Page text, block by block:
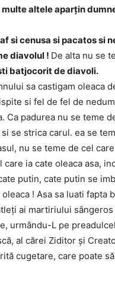
altele aparţin
si cenusa si pacatos si
diavolul ! De alta nu se
batjocorit de diavoli.
sa castigam oleaca
si fel de fel de
Ca padurea nu se teme
se strica carul. ea se
nu se teme de cel
ia cate oleaca asa,
putin, cate putin se
! Asa sa luati fapta
ai martiriului
urmându-L pe
al cărei Ziditor şi
cugetare, care poate